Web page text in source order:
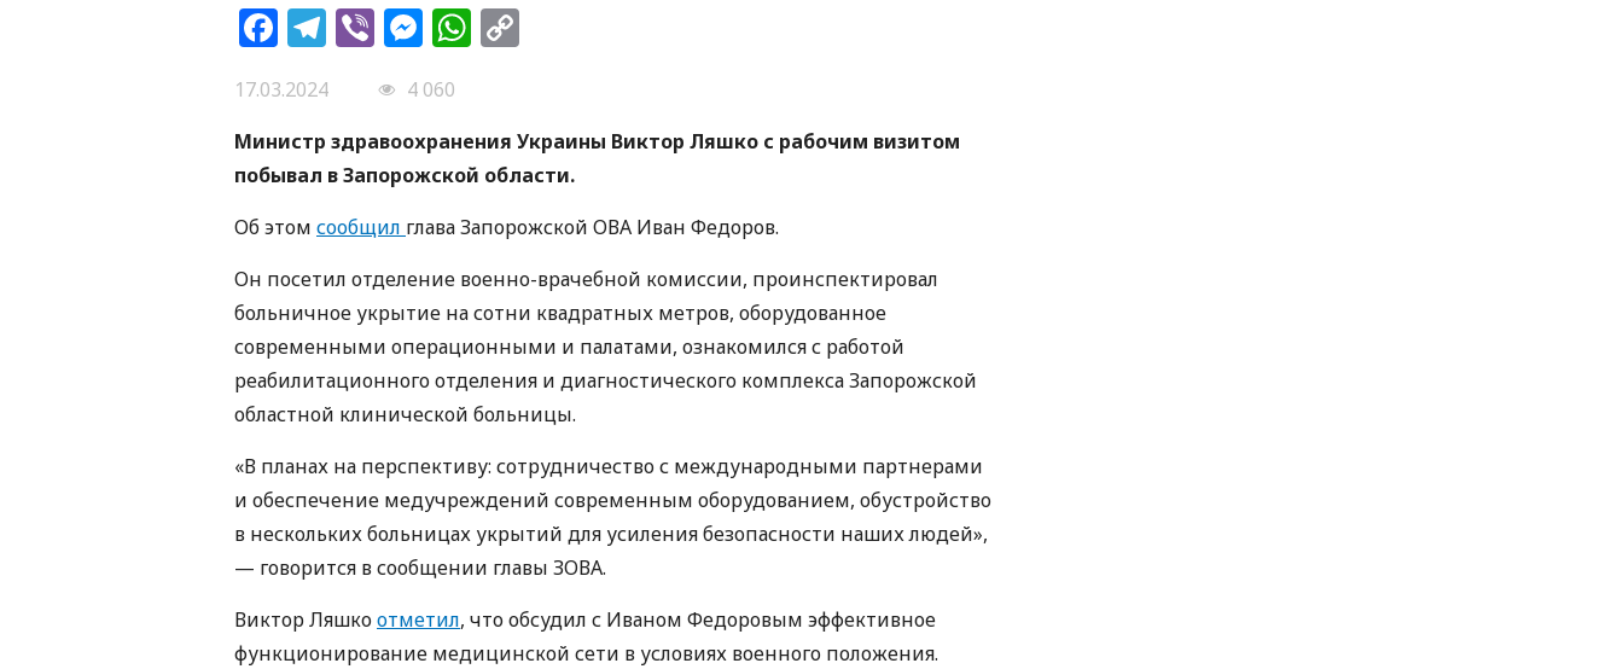
Facebook
Telegram
ViberMessenger
WhatsApp
17.03.2024
4 060
Министр здравоохранения Украины Виктор Ляшко с рабочим визитом
побывал в Запорожской области.
Об этом сообщил глава Запорожской ОВА Иван Федоров.
Он посетил отделение военно-врачебной комиссии, проинспектировал
больничное укрытие на сотни квадратных метров, оборудованное
современными операционными и палатами, ознакомился с работой
реабилитационного отделения и диагностического комплекса Запорожской
областной клинической больницы.
«В планах на перспективу: сотрудничество с международными партнерами
и обеспечение медучреждений современным оборудованием, обустройство
в нескольких больницах укрытий для усиления безопасности наших людей»,
— говорится в сообщении главы ЗОВА.
Виктор Ляшкоотметил, что обсудил с Иваном Федоровым эффективное
функционирование медицинской сети в условиях военного положения.